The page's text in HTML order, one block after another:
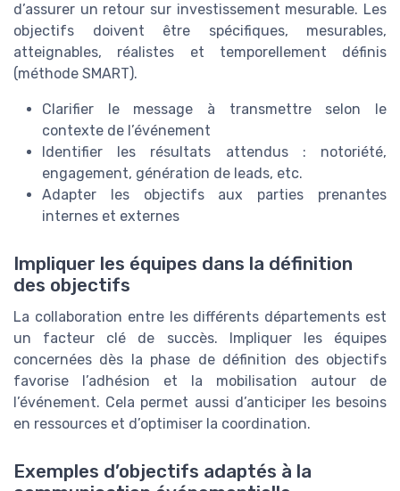
d’assurer un retour sur investissement mesurable. Les
objectifs doivent être spécifiques, mesurables,
atteignables, réalistes et temporellement définis
(méthode SMART).
Clarifier le message à transmettre selon le
contexte de l’événement
Identifier les résultats attendus : notoriété,
engagement, génération de leads, etc.
Adapter les objectifs aux parties prenantes
internes et externes
Impliquer les équipes dans la définition
des objectifs
La collaboration entre les différents départements est
un facteur clé de succès. Impliquer les équipes
concernées dès la phase de définition des objectifs
favorise l’adhésion et la mobilisation autour de
l’événement. Cela permet aussi d’anticiper les besoins
en ressources et d’optimiser la coordination.
Exemples d’objectifs adaptés à la